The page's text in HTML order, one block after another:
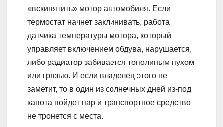
«вскипятить» мотор автомобиля. Если
термостат начнет заклинивать, работа
датчика температуры мотора, который
управляет включением обдува, нарушается,
либо радиатор забивается тополиным пухом
или грязью. И если владелец этого не
заметит, то в один из солнечных дней из-под
капота пойдет пар и транспортное средство
не тронется с места.